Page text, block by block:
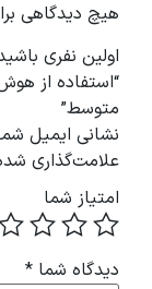
هیچ دیدگاهی
اولین نفری
“استفاده از
متوسط”
نشانی ایمیل
علامت‌گذاری
امتیاز شما
دیدگاه شما *